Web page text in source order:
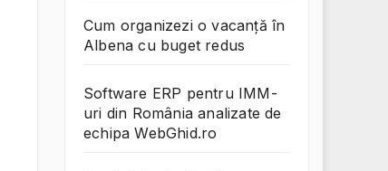
Cum organizezi o vacanță în
Albena cu buget redus
Software ERP pentru IMM-
uri din România analizate de
echipa WebGhid.ro